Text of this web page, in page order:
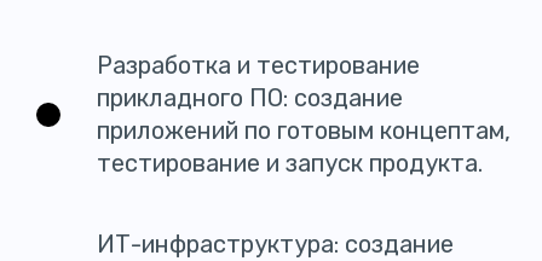
Разработка и тестирование
прикладного ПО: создание
приложений по готовым концептам,
тестирование и запуск продукта.
ИТ-инфраструктура: создание